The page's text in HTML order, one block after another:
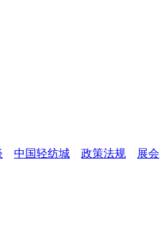
中国轻纺城 政策法规
展会